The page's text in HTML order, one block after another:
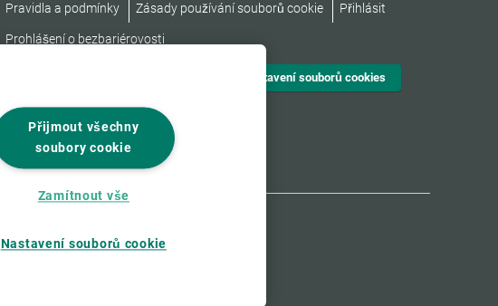
Pravidla a podmínky Zásady používání souborů cookie Přihlásit
Prohlášení o bezbariérovosti
Nastavení souborů cookies
Přijmout všechny
soubory cookie
Zamítnout vše
Nastavení souborů cookie